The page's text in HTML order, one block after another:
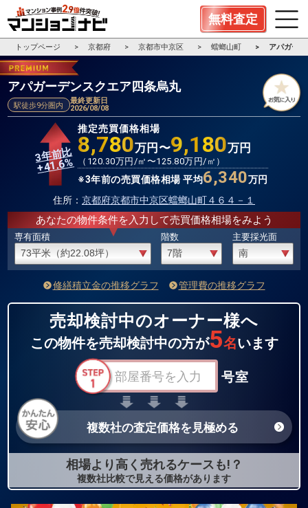
無料査定
トップページ 京都府 京都市中京区 蟷螂山町 アパガー
アパガーデンスクエア四条烏丸
駅徒歩9分圏内
最終更新日
2026/08/08
3年前比
+41.6%
推定売買価格相場
8,780万円〜9,180万円
（ 120.30万円/㎡〜125.80万円/㎡）
※3年前の売買価格相場 平均6,340万円
住所： 京都府京都市中京区蟷螂山町４６４－１
あなたの物件条件を入力して売買価格相場をみよう
専有面積 階数 主要採光面
修繕積立金の推移グラフ 管理費の推移グラフ
売却検討中のオーナー様へ
この物件を売却検討中の方が5名います
号室
複数社の査定価格を見極める
相場より高く売れるケースも!？
複数社比較で見える価格があります